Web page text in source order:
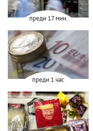
преди 17 мин.
преди 1 час